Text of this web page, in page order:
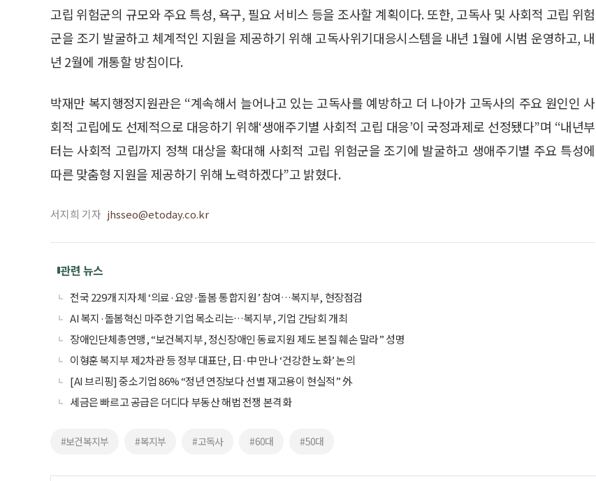
고립 위험군의 규모와 주요 특성, 욕구, 필요 서비스 등을 조사할 계획이다. 또한, 고독사 및 사회적 고립 위험
군을 조기 발굴하고 체계적인 지원을 제공하기 위해 고독사위기대응시스템을 내년 1월에 시범 운영하고, 내
년 2월에 개통할 방침이다.
박재만 복지행정지원관은 “계속해서 늘어나고 있는 고독사를 예방하고 더 나아가 고독사의 주요 원인인 사
회적 고립에도 선제적으로 대응하기 위해‘생애주기별 사회적 고립 대응’이 국정과제로 선정됐다”며 “내년부
터는 사회적 고립까지 정책 대상을 확대해 사회적 고립 위험군을 조기에 발굴하고 생애주기별 주요 특성에
따른 맞춤형 지원을 제공하기 위해 노력하겠다”고 밝혔다.
서지희 기자 jhsseo@etoday.co.kr
관련 뉴스
전국 229개 지자체 ‘의료·요양·돌봄 통합지원’ 참여…복지부, 현장점검
AI 복지·돌봄혁신 마주한 기업 목소리는…복지부, 기업 간담회 개최
장애인단체총연맹, “보건복지부, 정신장애인 동료지원 제도 본질 훼손 말라” 성명
이형훈 복지부 제2차관 등 정부 대표단, 日·中 만나 ‘건강한 노화’ 논의
[AI 브리핑] 중소기업 86% “정년 연장보다 선별 재고용이 현실적” 外
세금은 빠르고 공급은 더디다 부동산 해법 전쟁 본격화
#보건복지부 #복지부 #고독사 #60대 #50대